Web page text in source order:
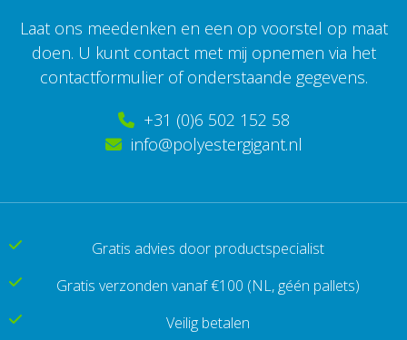
Laat ons meedenken en een op voorstel op maat
doen. U kunt contact met mij opnemen via het
contactformulier of onderstaande gegevens.
+31 (0)6 502 152 58
info@polyestergigant.nl
Gratis advies door productspecialist
Gratis verzonden vanaf €100 (NL, géén pallets)
Veilig betalen